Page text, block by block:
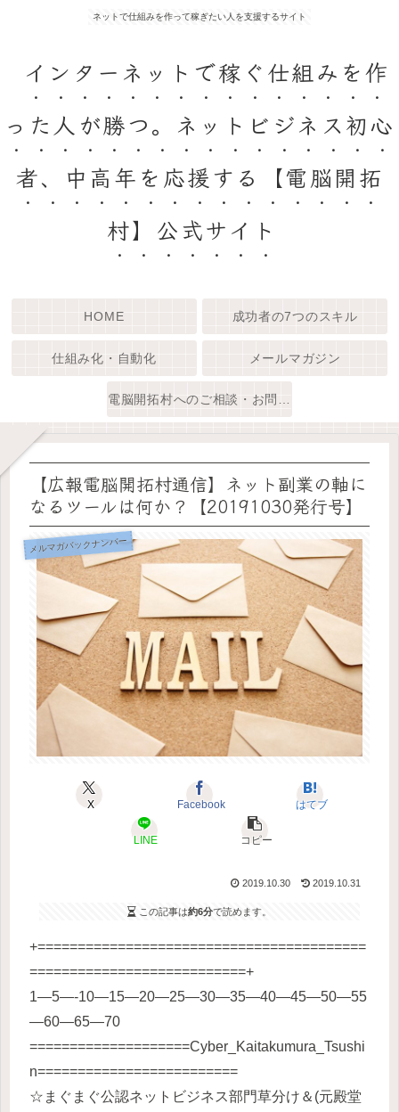
ネットで仕組みを作って稼ぎたい人を支援するサイト
インターネットで稼ぐ仕組みを作
った人が勝つ。ネットビジネス初心
者、中高年を応援する【電脳開拓
村】公式サイト
HOME 成功者の7つのスキル
仕組み化・自動化 メールマガジン
【広報電脳開拓村通信】ネット副業の軸に
なるツールは何か？【20191030発行号】
メルマガバックナンバー
X Facebook はてブ
LINE コピー
2019.10.30 2019.10.31
この記事は約6分で読めます。
+=========================================
===========================+
1—5—-10—15—20—25—30—35—40—45—50—55
—60—65—70
====================Cyber_Kaitakumura_Tsushi
n=========================
☆まぐまぐ公認ネットビジネス部門草分け＆(元殿堂